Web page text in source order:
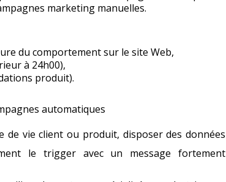
marketing manuelles.
du comportement sur le site Web,
à 24h00),
produit).
automatiques
de vie client ou produit, disposer des données
le trigger avec un message fortement